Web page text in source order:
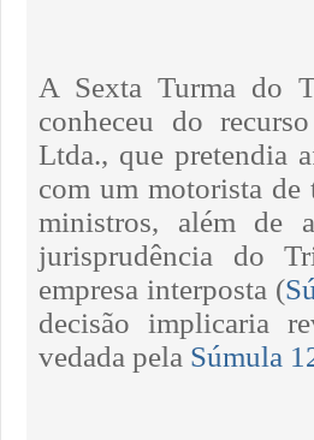
A Sexta Turma do
conheceu do
Ltda., que pretendia
com um motorista de
ministros, além de
jurisprudência do
empresa interposta (
decisão implicaria
vedada pela Súmula